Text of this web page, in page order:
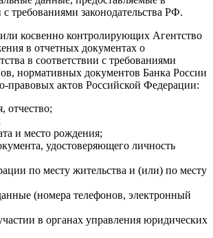
с требованиями законодательства РФ.
косвенно контролирующих Агентство
в отчетных документах о
в соответствии с требованиями
нормативных документов Банка России
правовых актов Российской Федерации:
отчество;
и место рождения;
удостоверяющего личность
по месту жительства и (или) по месту
(номера телефонов, электронный
в органах управления юридических